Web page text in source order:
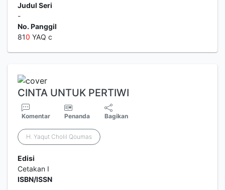
Judul Seri
-
No. Panggil
810 YAQ c
CINTA UNTUK PERTIWI
Komentar Penanda Bagikan
H. Yaqut Cholil Qoumas
Edisi
Cetakan I
ISBN/ISSN